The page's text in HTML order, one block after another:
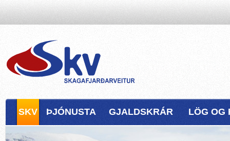
SKV ÞJÓNUSTA GJALDSKRÁR LÖG OG